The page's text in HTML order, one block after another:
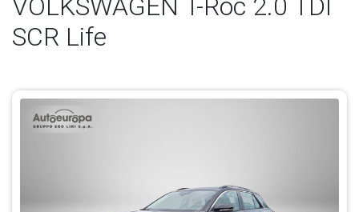
VOLKSWAGEN T-Roc 2.0 TDI
SCR Life